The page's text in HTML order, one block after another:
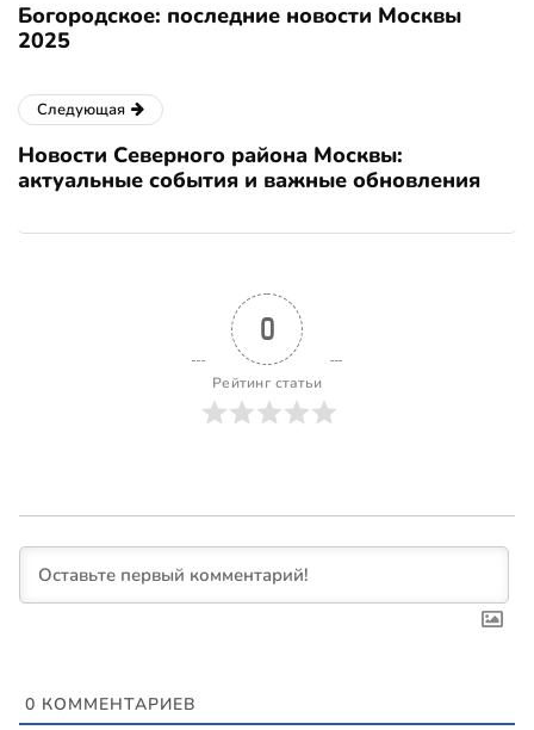
Богородское: последние новости Москвы
2025
Следующая
Новости Северного района Москвы:
актуальные события и важные обновления
0
Рейтинг статьи
0 КОММЕНТАРИЕВ